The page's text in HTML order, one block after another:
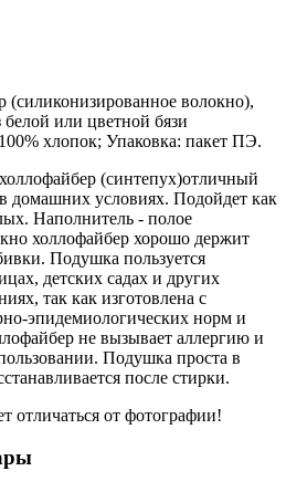
(силиконизированное волокно),
или цветной бязи
хлопок; Упаковка: пакет ПЭ.
(синтепух)отличный
домашних условиях. Подойдет как
Наполнитель - полое
холлофайбер хорошо держит
Подушка пользуется
детских садах и других
так как изготовлена с
эпидемиологических норм и
не вызывает аллергию и
Подушка проста в
после стирки.
отличаться от фотографии!